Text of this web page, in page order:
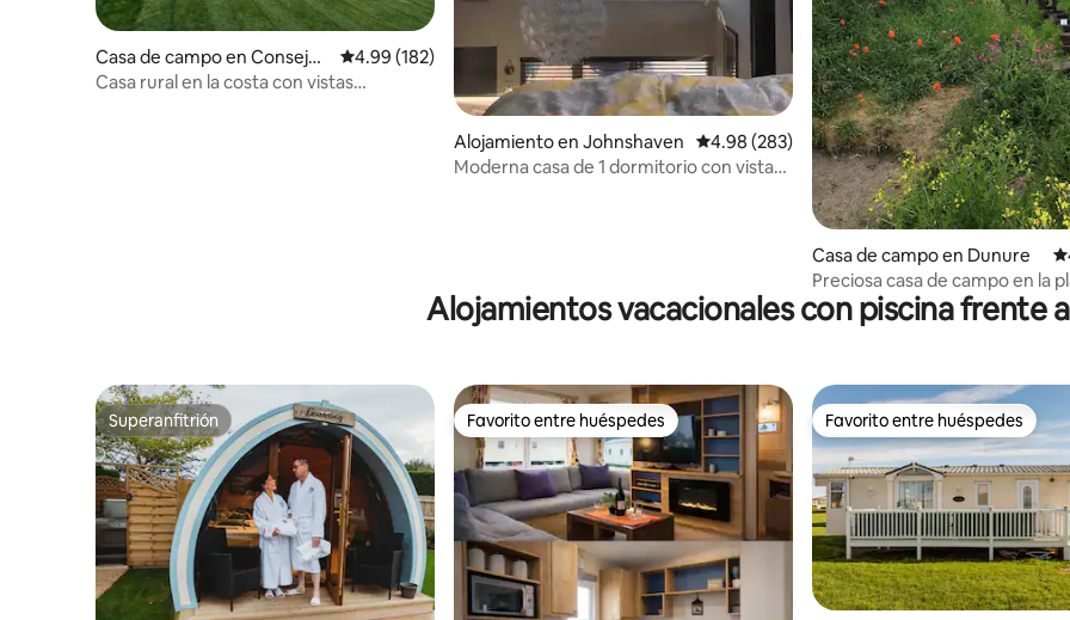
Casa de campo en Consejo
de Highland
Calificación promedio: 4.99 de 5, 182 reseñas
4.99 (182)
Casa rural en la costa con vistas
Alojamiento en Johnshaven Calificación promedio: 4.98 de 5, 283 reseñas
4.98 (283)
Moderna casa de 1 dormitorio con vistas
Casa de campo en Dunure
Preciosa casa de campo en la
excelentes vistas al mar!
Alojamientos vacacionales con piscina frente
Superanfitrión
Superanfitrión Favorito entre huéspedes
Favorito entre huéspedes Favorito entre huéspedes
Favorito entre huéspedes